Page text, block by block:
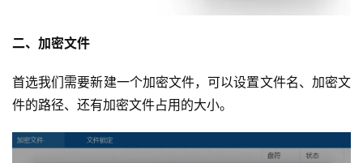
二、加密文件
首选我们需要新建一个加密文件，可以设置文件名、加密文
件的路径、还有加密文件占用的大小。